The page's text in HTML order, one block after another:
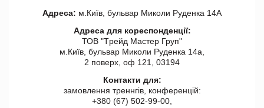
Адреса: м.Київ, бульвар Миколи Руденка 14А
Адреса для кореспонденції:
ТОВ "Tрейд Мастер Груп"
м.Київ, бульвар Миколи Руденка 14а,
2 поверх, оф 121, 03194
Контакти для:
замовлення треннгів, конференцій:
+380 (67) 502-99-00,